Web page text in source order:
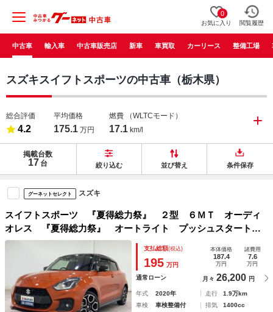
0
お気に入り 閲覧履歴
中古車 輸入車 中古車販売店 新車 車買取 カーリース 整備工場
スズキスイフトスポーツの中古車（栃木県）
総合評価
4.2
平均価格
175.1 万円
燃費 （WLTCモード）
17.1 km/l
掲載台数
17 台 絞り込む 並び替え 条件保存
グーネットセレクト スズキ
スイフトスポーツ 『夏得総力祭』 ２型 ６ＭＴ オーディ
オレス 『夏得総力祭』 オートライト プッシュスタート
シートヒーター オートエアコン スズキセーフティーサポー
ト 衝突被害軽減システム 横滑り防止機能 衝突安全ボデ
ィ 盗難防止システム ターボ ６ＭＴ
支払総額(税込)
195 万円
本体価格
187.4
万円
諸費用
7.6
万円
通常ローン 月々 26,200 円
年式 2020年 走行
1.9万km
車検
車検整備付 排気
1400cc